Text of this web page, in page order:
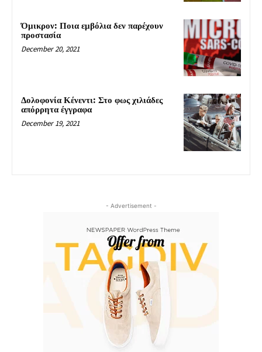
Όμικρον: Ποια εμβόλια δεν παρέχουν
προστασία
December 20, 2021
Δολοφονία Κένεντι: Στο φως χιλιάδες
απόρρητα έγγραφα
December 19, 2021
- Advertisement -